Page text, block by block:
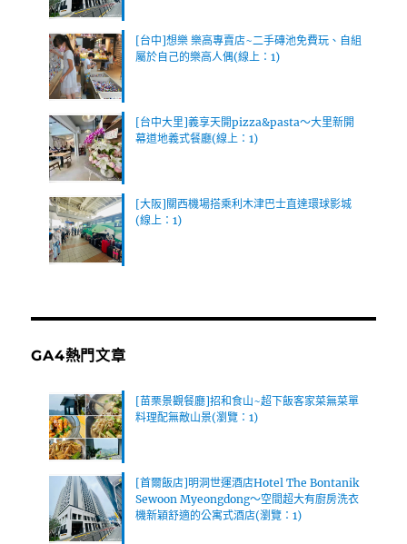
[台中]想樂 樂高專賣店~二手磚池免費玩、自組
屬於自己的樂高人偶(線上：1)
[台中大里]義享天開pizza&pasta～大里新開
幕道地義式餐廳(線上：1)
[大阪]關西機場搭乘利木津巴士直達環球影城
(線上：1)
GA4熱門文章
[苗栗景觀餐廳]招和食山~超下飯客家菜無菜單
料理配無敵山景(瀏覽：1)
[首爾飯店]明洞世運酒店Hotel The Bontanik
Sewoon Myeongdong～空間超大有廚房洗衣
機新穎舒適的公寓式酒店(瀏覽：1)